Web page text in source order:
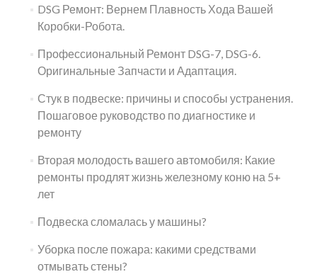
DSG Ремонт: Вернем Плавность Хода Вашей
Коробки-Робота.
Профессиональный Ремонт DSG-7, DSG-6.
Оригинальные Запчасти и Адаптация.
Стук в подвеске: причины и способы устранения.
Пошаговое руководство по диагностике и
ремонту
Вторая молодость вашего автомобиля: Какие
ремонты продлят жизнь железному коню на 5+
лет
Подвеска сломалась у машины?
Уборка после пожара: какими средствами
отмывать стены?